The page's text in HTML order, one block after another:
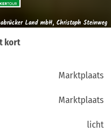
Land mbH, Christoph Steinweg
kort
Marktplaats
Marktplaats
licht